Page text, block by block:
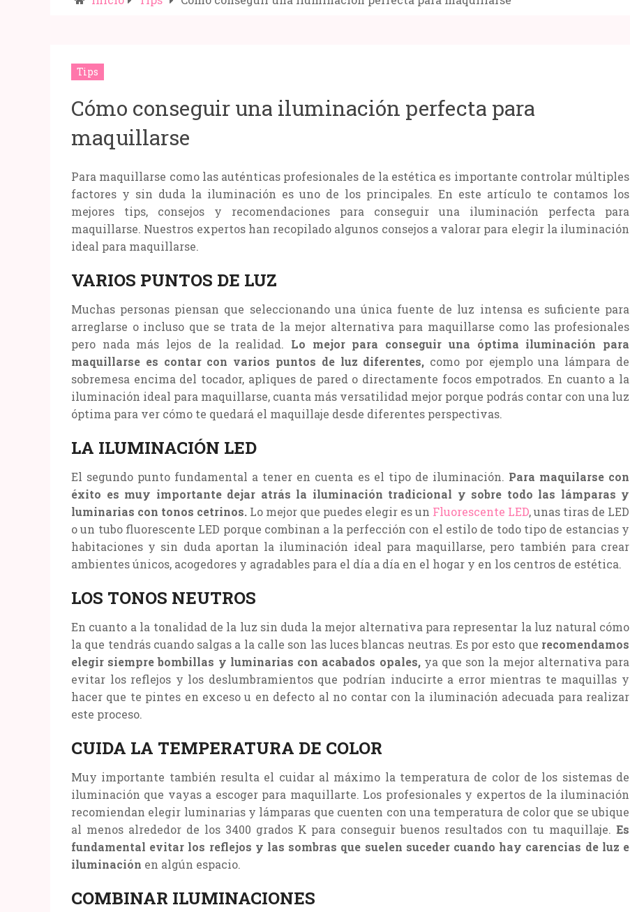
Tips
Cómo conseguir una iluminación perfecta para
maquillarse
Para maquillarse como las auténticas profesionales de la estética es importante controlar múltiples
factores y sin duda la iluminación es uno de los principales. En este artículo te contamos los
mejores tips, consejos y recomendaciones para conseguir una iluminación perfecta para
maquillarse. Nuestros expertos han recopilado algunos consejos a valorar para elegir la iluminación
ideal para maquillarse.
VARIOS PUNTOS DE LUZ
Muchas personas piensan que seleccionando una única fuente de luz intensa es suficiente para
arreglarse o incluso que se trata de la mejor alternativa para maquillarse como las profesionales
pero nada más lejos de la realidad. Lo mejor para conseguir una óptima iluminación para
maquillarse es contar con varios puntos de luz diferentes, como por ejemplo una lámpara de
sobremesa encima del tocador, apliques de pared o directamente focos empotrados. En cuanto a la
iluminación ideal para maquillarse, cuanta más versatilidad mejor porque podrás contar con una luz
óptima para ver cómo te quedará el maquillaje desde diferentes perspectivas.
LA ILUMINACIÓN LED
El segundo punto fundamental a tener en cuenta es el tipo de iluminación. Para maquilarse con
éxito es muy importante dejar atrás la iluminación tradicional y sobre todo las lámparas y
luminarias con tonos cetrinos. Lo mejor que puedes elegir es un Fluorescente LED, unas tiras de LED
o un tubo fluorescente LED porque combinan a la perfección con el estilo de todo tipo de estancias y
habitaciones y sin duda aportan la iluminación ideal para maquillarse, pero también para crear
ambientes únicos, acogedores y agradables para el día a día en el hogar y en los centros de estética.
LOS TONOS NEUTROS
En cuanto a la tonalidad de la luz sin duda la mejor alternativa para representar la luz natural cómo
la que tendrás cuando salgas a la calle son las luces blancas neutras. Es por esto que recomendamos
elegir siempre bombillas y luminarias con acabados opales,ya que son la mejor alternativa para
evitar los reflejos y los deslumbramientos que podrían inducirte a error mientras te maquillas y
hacer que te pintes en exceso u en defecto al no contar con la iluminación adecuada para realizar
este proceso.
CUIDA LA TEMPERATURA DE COLOR
Muy importante también resulta el cuidar al máximo la temperatura de color de los sistemas de
iluminación que vayas a escoger para maquillarte. Los profesionales y expertos de la iluminación
recomiendan elegir luminarias y lámparas que cuenten con una temperatura de color que se ubique
al menos alrededor de los 3400 grados K para conseguir buenos resultados con tu maquillaje. Es
fundamental evitar los reflejos y las sombras que suelen suceder cuando hay carencias de luz e
iluminación en algún espacio.
COMBINAR ILUMINACIONES